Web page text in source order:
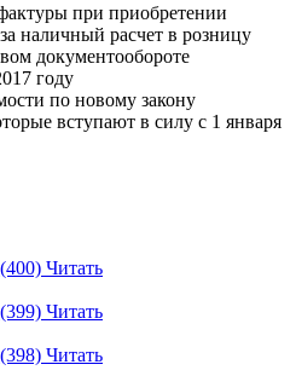
при приобретении
наличный расчет в розницу
документообороте
году
по новому закону
вступают в силу с 1 января
Читать
Читать
Читать